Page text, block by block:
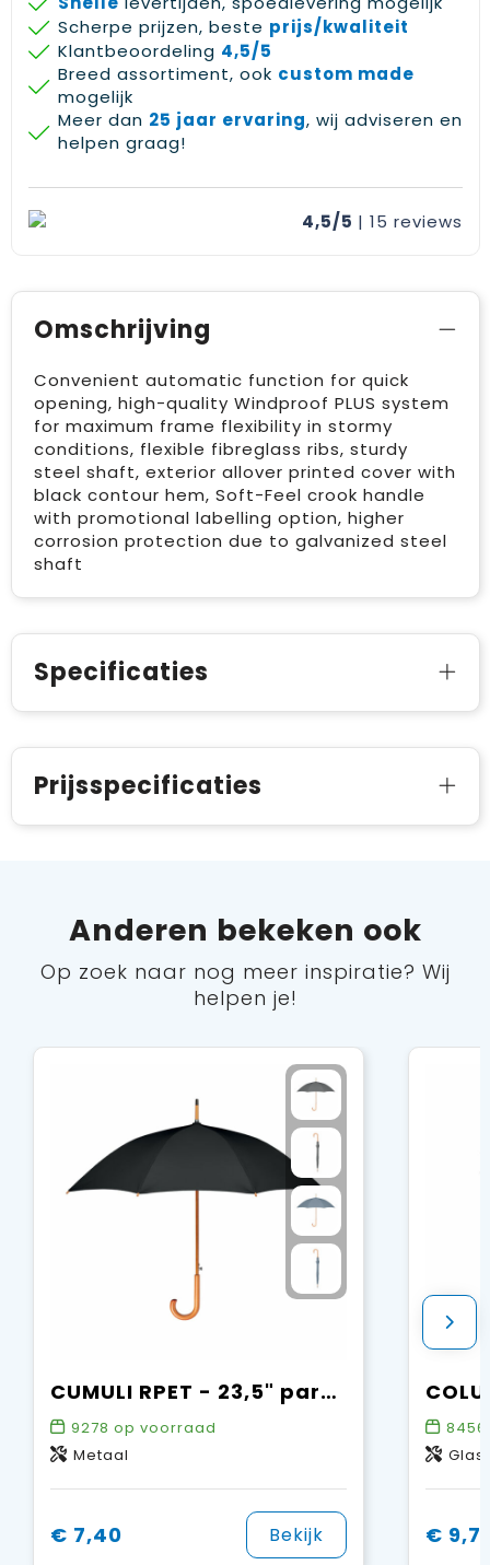
Scherpe prijzen, beste prijs/kwaliteit
Klantbeoordeling 4,5/5
Breed assortiment, ook custom made
mogelijk
Meer dan 25 jaar ervaring, wij adviseren en
helpen graag!
4,5/5 | 15 reviews
Omschrijving
Convenient automatic function for quick
opening, high-quality Windproof PLUS system
for maximum frame flexibility in stormy
conditions, flexible fibreglass ribs, sturdy
steel shaft, exterior allover printed cover with
black contour hem, Soft-Feel crook handle
with promotional labelling option, higher
corrosion protection due to galvanized steel
shaft
Specificaties
Prijsspecificaties
Anderen bekeken ook
Op zoek naar nog meer inspiratie? Wij
helpen je!
CUMULI RPET - 23,5" paraplu RPET
9278 op voorraad
Metaal
€ 7,40 Bekijk
8456
Glas
€